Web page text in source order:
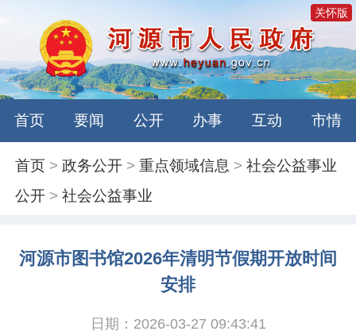
关怀版
首页 要闻 公开 办事 互动 市情
首页 >政务公开 >重点领域信息 >社会公益事业
公开 >社会公益事业
河源市图书馆2026年清明节假期开放时间
安排
日期：2026-03-27 09:43:41